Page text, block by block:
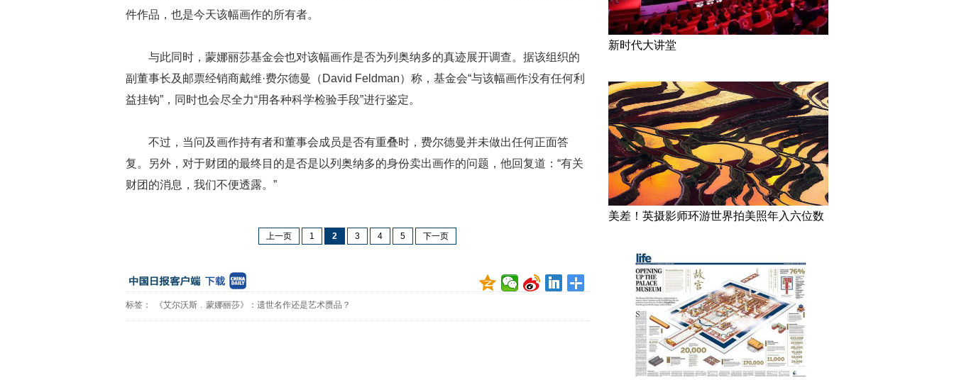
件作品，也是今天该幅画作的所有者。
与此同时，蒙娜丽莎基金会也对该幅画作是否为列奥纳多的真迹展开调查。据该组织的
副董事长及邮票经销商戴维·费尔德曼（David Feldman）称，基金会“与该幅画作没有任何利
益挂钩”，同时也会尽全力“用各种科学检验手段”进行鉴定。
不过，当问及画作持有者和董事会成员是否有重叠时，费尔德曼并未做出任何正面答
复。另外，对于财团的最终目的是否是以列奥纳多的身份卖出画作的问题，他回复道：“有关
财团的消息，我们不便透露。”
上一页 1 2 3 4 5 下一页
标签： 《艾尔沃斯﹒蒙娜丽莎》：遗世名作还是艺术赝品？
新时代大讲堂
美差！英摄影师环游世界拍美照年入六位数